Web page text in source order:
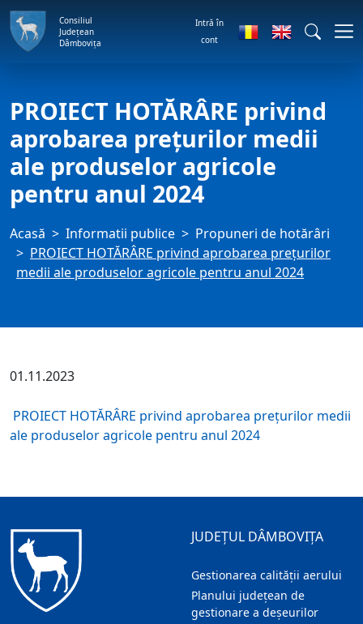
Consiliul
Județean
Dâmbovița
Intră în
cont
PROIECT HOTĂRÂRE privind
aprobarea preţurilor medii
ale produselor agricole
pentru anul 2024
Acasă Informatii publice
Propuneri de hotărâri
PROIECT HOTĂRÂRE privind aprobarea preţurilor
medii ale produselor agricole pentru anul 2024
01.11.2023
PROIECT HOTĂRÂRE privind aprobarea preţurilor medii
ale produselor agricole pentru anul 2024
JUDEȚUL DÂMBOVIȚA
Gestionarea calității aerului
Planului județean de
gestionare a deșeurilor